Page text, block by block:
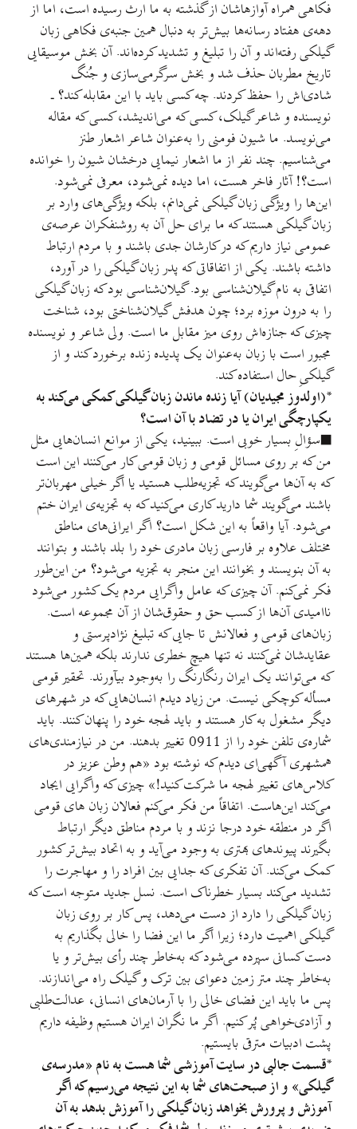
فکاهی همراه آوازهاشان از گذشته به ما ارث رسیده است، اما از
دهه‌ی هفتاد رسانه‌ها بیش‌تر به دنبال همین جنبه‌ی فکاهی زبان
گیلکی رفته‌اند و آن را تبلیغ و تشدید کرده‌اند. آن بخش موسیقایی
تاریخ مطربان حذف شد و بخش سرگرمی‌سازی و جُنگ
شادی‌اش را حفظ کردند. چه کسی باید با این مقابله کند؟ ـ
نویسنده و شاعر گیلک، کسی که می‌اندیشد، کسی که مقاله
می‌نویسد. ما شیون فومنی را به‌عنوان شاعر اشعار طنز
می‌شناسیم. چند نفر از ما اشعار نیمایی درخشان شیون را خوانده
است؟! آثار فاخر هست، اما دیده نمی‌شود، معرفی نمی‌شود.
این‌ها را ویژگی زبان گیلکی نمی‌دانم، بلکه ویژگی‌های وارد بر
زبان گیلکی هستند که ما برای حل آن به روشنفکران عرصه‌ی
عمومی نیاز داریم که در کارشان جدی باشند و با مردم ارتباط
داشته باشند. یکی از اتفاقاتی که پدر زبان گیلکی را در آورد،
اتفاقی به نام گیلان‌شناسی بود. گیلان‌شناسی بود که زبان گیلکی
را به درون موزه برد؛ چون هدفش گیلان‌شناختی بود، شناخت
چیزی که جنازه‌اش روی میز مقابل ما است. ولی شاعر و نویسنده
مجبور است با زبان به‌عنوان یک پدیده زنده برخورد کند و از
گیلکیِ حال استفاده کند.
*(اولدوز مجیدیان) آیا زنده ماندن زبان گیلکی کمکی می‌کند به
یکپارچگی ایران یا در تضاد با آن است؟
■سؤالِ بسیار خوبی است. ببینید، یکی از موانع انسان‌هایی مثل
من که بر روی مسائل قومی و زبان قومی کار می‌کنند این است
که به آن‌ها می‌گویند که تجزیه‌طلب هستید یا اگر خیلی مهربان‌تر
باشند می‌گویند شما دارید کاری می‌کنید که به تجزیه‌ی ایران ختم
می‌شود. آیا واقعاً به این شکل است؟ اگر ایرانی‌های مناطق
مختلف علاوه بر فارسی زبان مادری خود را بلد باشند و بتوانند
به آن بنویسند و بخوانند این منجر به تجزیه می‌شود؟ من این‌طور
فکر نمی‌کنم. آن چیزی که عامل واگرایی مردم یک کشور می‌شود
ناامیدی آن‌ها از کسب حق و حقوق‌شان از آن مجموعه است.
زبان‌های قومی و فعالانش تا جایی که تبلیغ نژادپرستی و
عقاید‌شان نمی‌کنند نه تنها هیچ خطری ندارند بلکه همین‌ها هستند
که می‌توانند یک ایران رنگارنگ را به‌وجود بیآورند. تحقیر قومی
مسأله کوچکی نیست. من زیاد دیدم انسان‌هایی که در شهرهای
دیگر مشغول به کار هستند و باید لهجه خود را پنهان کنند. باید
شماره‌ی تلفن خود را از 0911 تغییر بدهند. من در نیازمندی‌های
همشهری آگهی‌ای دیدم که نوشته بود «هم وطن عزیز در
کلاس‌های تغییر لهجه ما شرکت کنید!» چیزی که واگرایی ایجاد
می‌کند این‌هاست. اتفاقاً من فکر می‌کنم فعالان زبان های قومی
اگر در منطقه خود درجا نزند و با مردم مناطق دیگر ارتباط
بگیرند پیوندهای بهتری به وجود می‌آید و به اتحاد بیش‌تر کشور
کمک می‌کند. آن تفکری که جدایی بین افراد را و مهاجرت را
تشدید می‌کند بسیار خطرناک است. نسل جدید متوجه است که
زبان گیلکی را دارد از دست می‌دهد، پس کار بر روی زبان
گیلکی اهمیت دارد؛ زیرا اگر ما این فضا را خالی بگذاریم به
دست کسانی سپرده می‌شود که به‌خاطر چند رأی بیش‌تر و یا
به‌خاطر چند متر زمین دعوای بین ترک و گیلک راه می‌اندازند.
پس ما باید این فضای خالی را با آرمان‌های انسانی، عدالت‌طلبی
و آزادی‌خواهی پُر کنیم. اگر ما نگران ایران هستیم وظیفه داریم
پشت ادبیات مترقی بایستیم.
*قسمت جالبی در سایت آموزشی شما هست به نام «مدرسه‌ی
گیلکی» و از صبحت‌های شما به این نتیجه می‌رسیم که اگر
آموزش و پرورش بخواهد زبان گیلکی را آموزش بدهد به آن